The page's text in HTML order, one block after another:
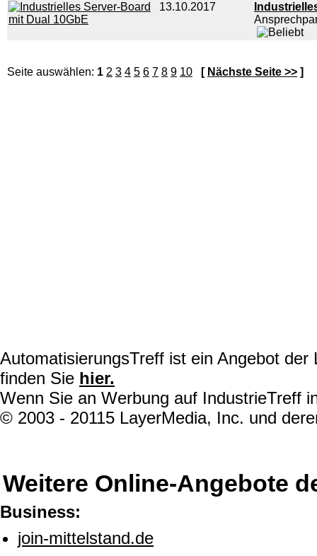
13.10.2017
Seite auswählen: 1 2 3 4 5 6 7 8 9 10 [ Nächste Seite >> ]
AutomatisierungsTreff ist ein Angebot
finden Sie hier.
Wenn Sie an Werbung auf IndustrieTreff
© 2003 - 20115 LayerMedia, Inc. und
Weitere Online-Angebote
Business:
join-mittelstand.de